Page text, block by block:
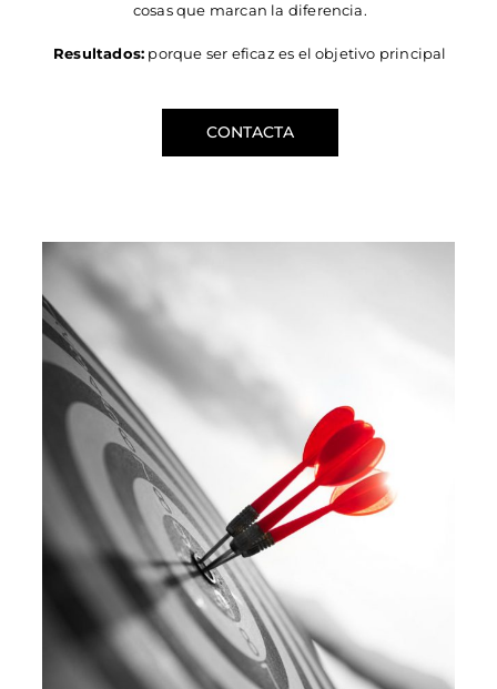
cosas que marcan la diferencia.
Resultados: porque ser eficaz es el objetivo principal
CONTACTA